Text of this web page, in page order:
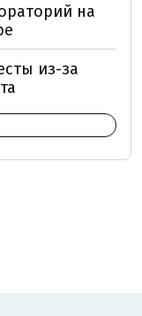
на
из-за